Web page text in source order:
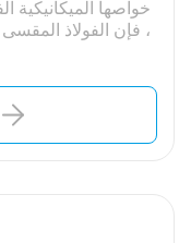
خواصها الميكانيكية
، فإن الفولاذ المقسى